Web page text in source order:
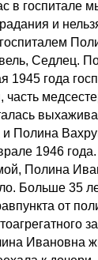
в госпитале
и
Седлец.
1945 года
Полина
1946 года.
Полина
Больше 35
от
Ивановна